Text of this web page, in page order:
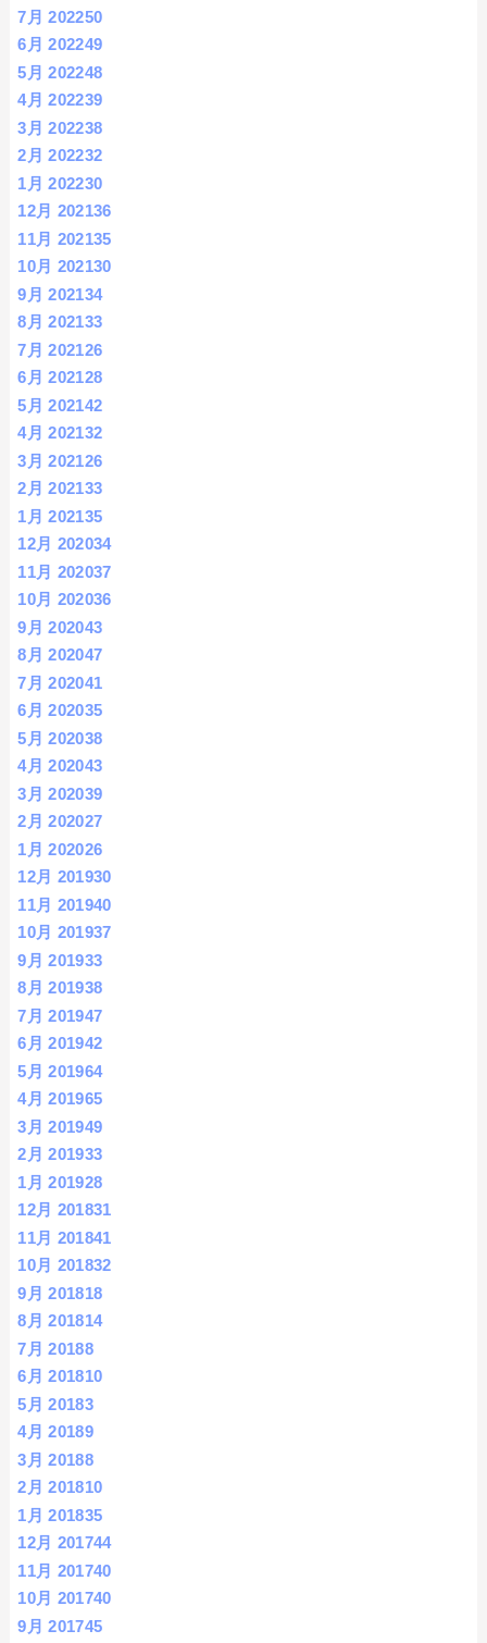
7月 202250
6月 202249
5月 202248
4月 202239
3月 202238
2月 202232
1月 202230
12月 202136
11月 202135
10月 202130
9月 202134
8月 202133
7月 202126
6月 202128
5月 202142
4月 202132
3月 202126
2月 202133
1月 202135
12月 202034
11月 202037
10月 202036
9月 202043
8月 202047
7月 202041
6月 202035
5月 202038
4月 202043
3月 202039
2月 202027
1月 202026
12月 201930
11月 201940
10月 201937
9月 201933
8月 201938
7月 201947
6月 201942
5月 201964
4月 201965
3月 201949
2月 201933
1月 201928
12月 201831
11月 201841
10月 201832
9月 201818
8月 201814
7月 20188
6月 201810
5月 20183
4月 20189
3月 20188
2月 201810
1月 201835
12月 201744
11月 201740
10月 201740
9月 201745